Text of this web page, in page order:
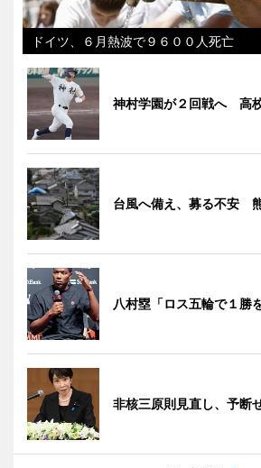
ドイツ、６月熱波で９６００人死亡
神村学園が２回戦へ 高
台風へ備え、募る不安
八村塁「ロス五輪で１勝
非核三原則見直し、予断